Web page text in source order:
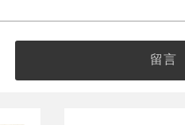
留言